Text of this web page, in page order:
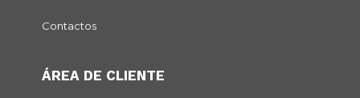
Contactos
ÁREA DE CLIENTE